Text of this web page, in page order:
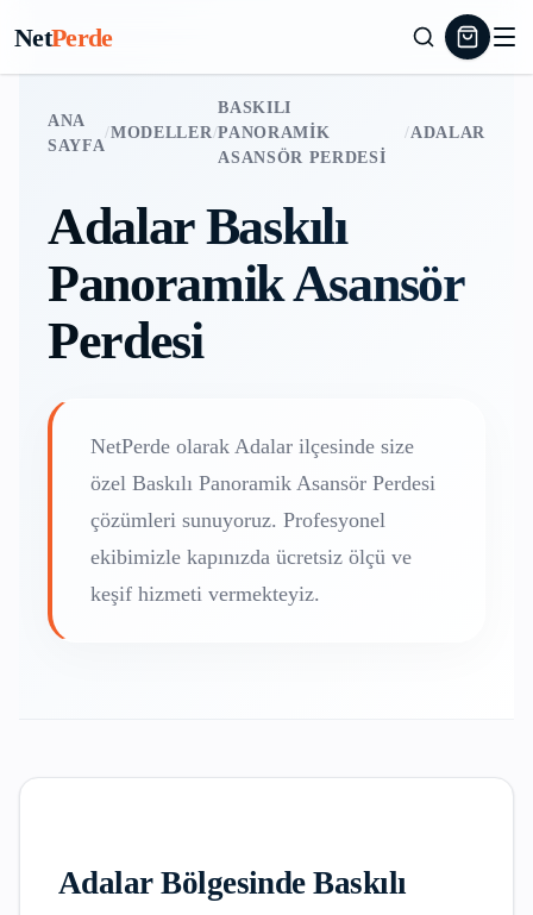
NetPerde
ANA
SAYFA
/MODELLER/
BASKILI
PANORAMIK
ASANSÖR PERDESI
/ADALAR
Adalar Baskılı
Panoramik Asansör
Perdesi
NetPerde olarak Adalar ilçesinde size
özel Baskılı Panoramik Asansör Perdesi
çözümleri sunuyoruz. Profesyonel
ekibimizle kapınızda ücretsiz ölçü ve
keşif hizmeti vermekteyiz.
AdalarBölgesindeBaskılı